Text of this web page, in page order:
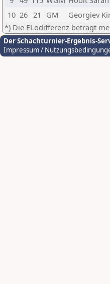
10 26 21 GM Georgiev
*) Die ELodifferenz beträgt
Der Schachturnier-Ergebnis-
Impressum /